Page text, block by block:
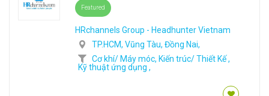
Featured
HRchannels Group - Headhunter Vietnam
TP.HCM, Vũng Tàu, Đồng Nai,
Cơ khí/ Máy móc, Kiến trúc/ Thiết Kế ,
Kỹ thuật ứng dụng ,